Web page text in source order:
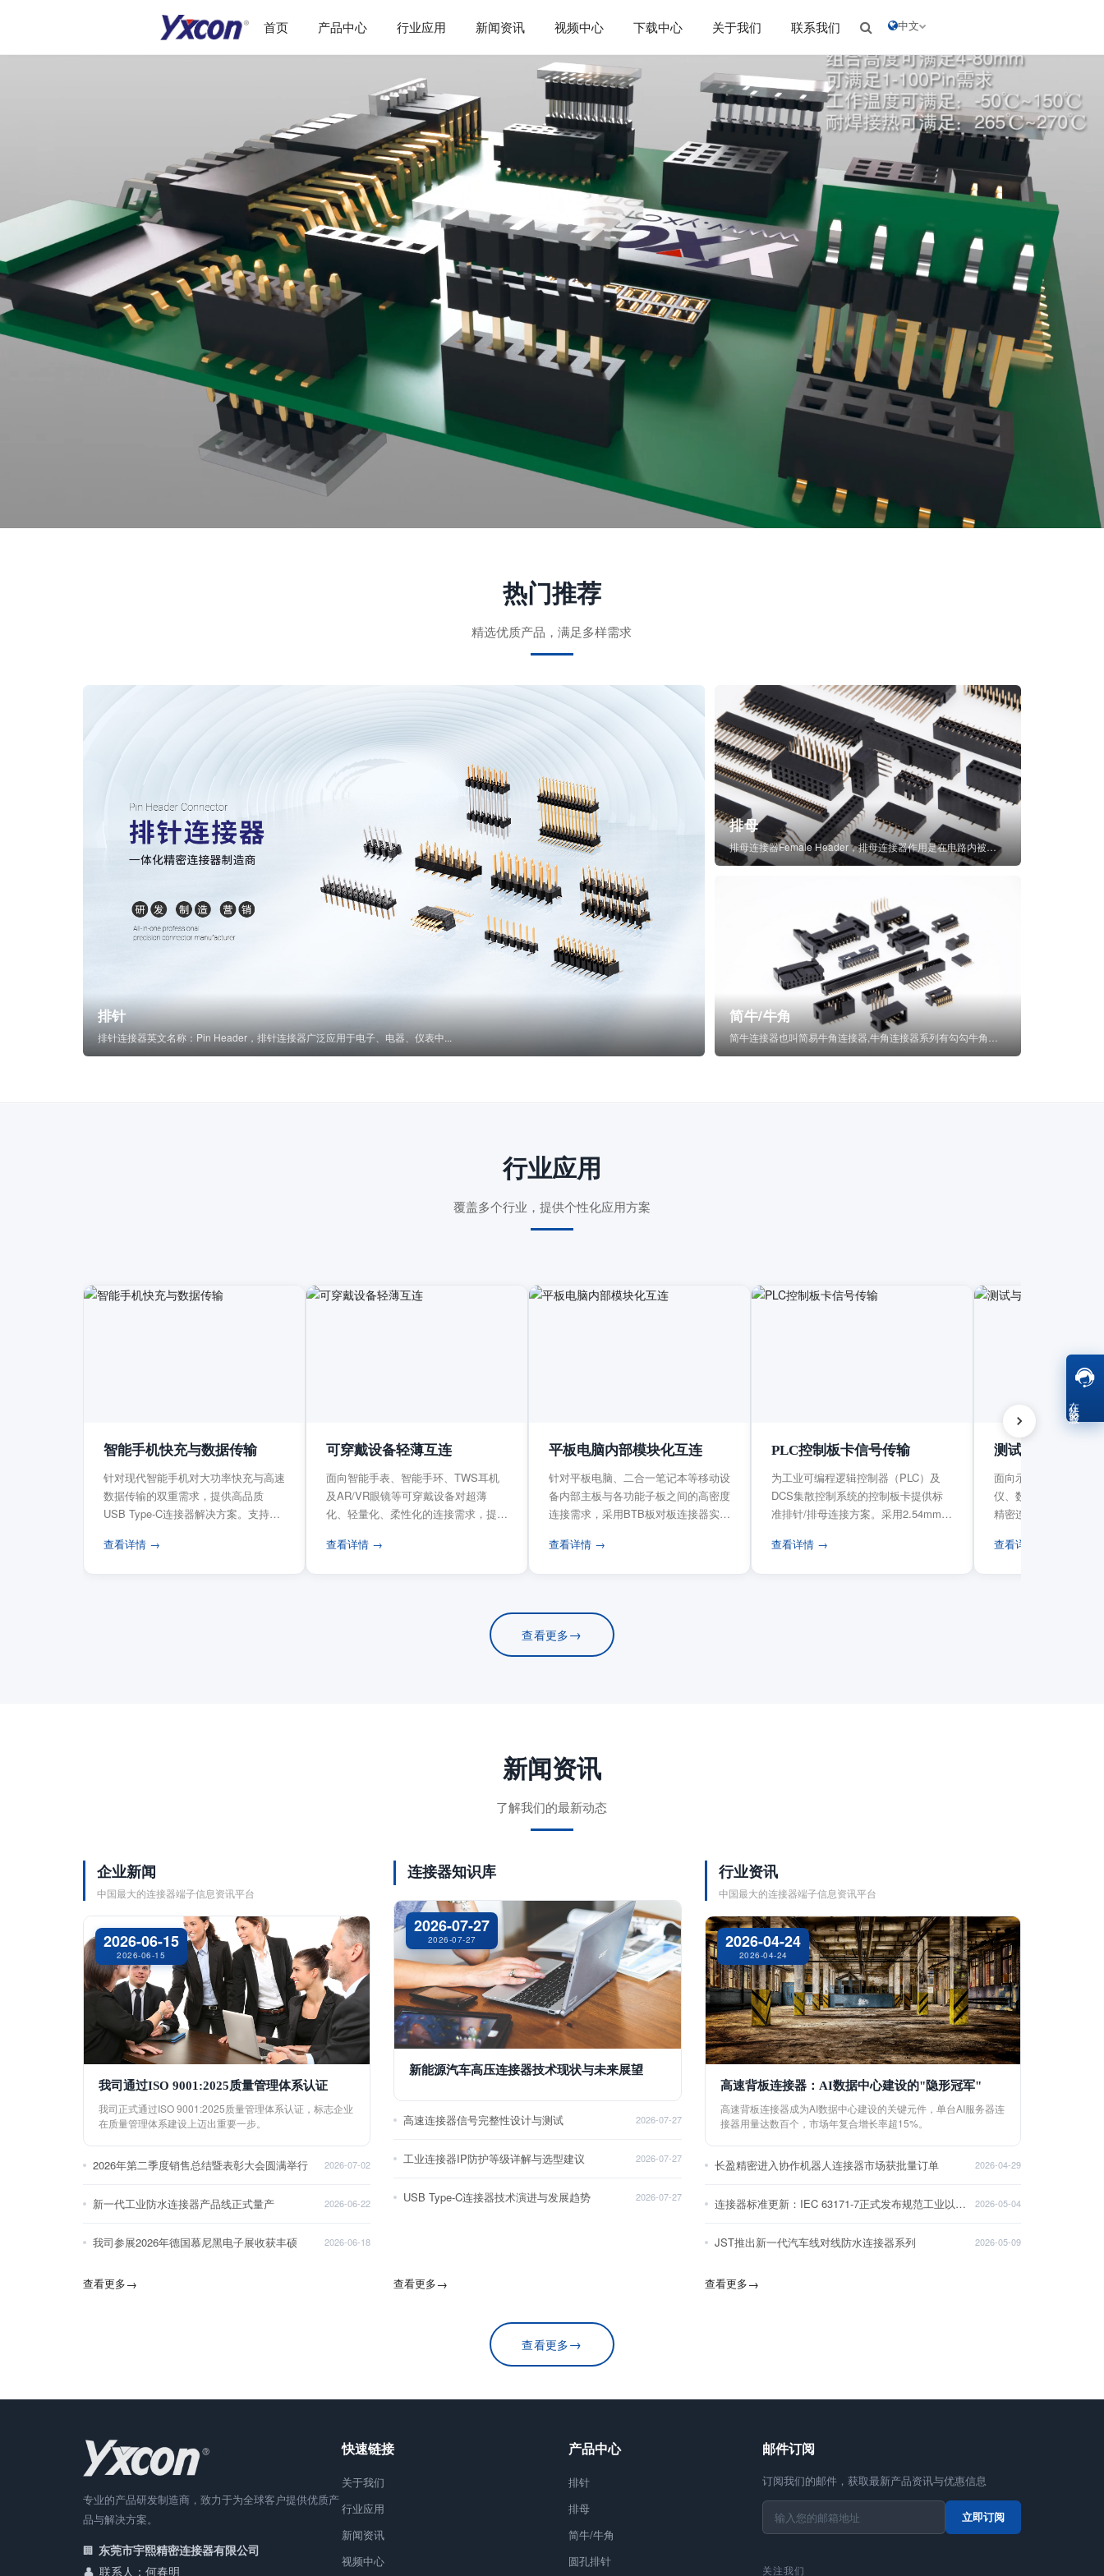
首页 产品中心 行业应用 新闻资讯 视频中心 下载中心 关于我们 联系我们 中文
热门推荐
精选优质产品，满足多样需求
排针
排针连接器英文名称：Pin Header，排针连接器广泛应用于电子、电器、仪表中...
排母
排母连接器Female Header，排母连接器作用是在电路内被阻断处或孤立不通...
简牛/牛角
行业应用
覆盖多个行业，提供个性化应用方案
智能手机快充与数据传输
针对现代智能手机对大功率快充与高速
数据传输的双重需求，提供高品质
USB Type-C连接器解决方案。支持
查看详情 →
可穿戴设备轻薄互连
面向智能手表、智能手环、TWS耳机
及AR/VR眼镜等可穿戴设备对超薄
化、轻量化、柔性化的连接需求，提供
查看详情 →
平板电脑内部模块化互连
针对平板电脑、二合一笔记本等移动设
备内部主板与各功能子板之间的高密度
连接需求，采用BTB板对板连接器实现
查看详情 →
PLC控制板卡信号传输
为工业可编程逻辑控制器（PLC）及
DCS集散控制系统的控制板卡提供标
准排针/排母连接方案。采用2.54mm标
查看详情 →
测试与测量设备
面向示波器、信号发
仪、数据采集卡等电
精密连接需求，提供
查看详情 →
查看更多→
新闻资讯
了解我们的最新动态
企业新闻
中国最大的连接器端子信息资讯平台
2026-06-15
2026-06-15
我司通过ISO 9001:2025质量管理体系认证
我司正式通过ISO 9001:2025质量管理体系认证，标志企业
在质量管理体系建设上迈出重要一步。
2026年第二季度销售总结暨表彰大会圆满举行 2026-07-02
新一代工业防水连接器产品线正式量产 2026-06-22
我司参展2026年德国慕尼黑电子展收获丰硕 2026-06-18
查看更多→
连接器知识库
2026-07-27
2026-07-27
新能源汽车高压连接器技术现状与未来展望
高速连接器信号完整性设计与测试 2026-07-27
工业连接器IP防护等级详解与选型建议 2026-07-27
USB Type-C连接器技术演进与发展趋势 2026-07-27
查看更多→
行业资讯
中国最大的连接器端子信息资讯平台
2026-04-24
2026-04-24
高速背板连接器：AI数据中心建设的"隐形冠军"
高速背板连接器成为AI数据中心建设的关键元件，单台AI服务器连
接器用量达数百个，市场年复合增长率超15%。
长盈精密进入协作机器人连接器市场获批量订单 2026-04-29
连接器标准更新：IEC 63171-7正式发布规范工业以太网接口 2026-05-04
JST推出新一代汽车线对线防水连接器系列 2026-05-09
查看更多→
查看更多→
专业的产品研发制造商，致力于为全球客户提供优质产
品与解决方案。
东莞市宇熙精密连接器有限公司
联系人：何春明
快速链接
关于我们
行业应用
新闻资讯
视频中心
产品中心
排针
排母
简牛/牛角
圆孔排针
邮件订阅
订阅我们的邮件，获取最新产品资讯与优惠信息
立即订阅
关注我们
在线客服